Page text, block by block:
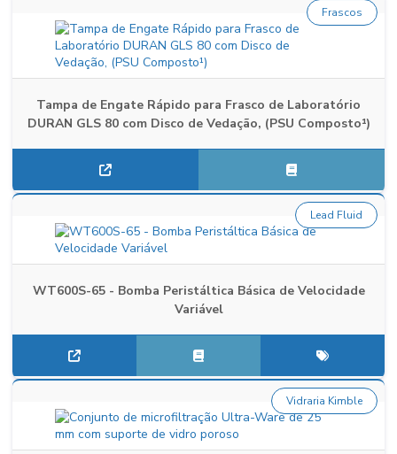
Tampa de Engate Rápido para Frasco de Laboratório
DURAN GLS 80 com Disco de Vedação, (PSU Composto¹)
Frascos
WT600S-65 - Bomba Peristáltica Básica de Velocidade
Variável
Lead Fluid
Vidraria Kimble